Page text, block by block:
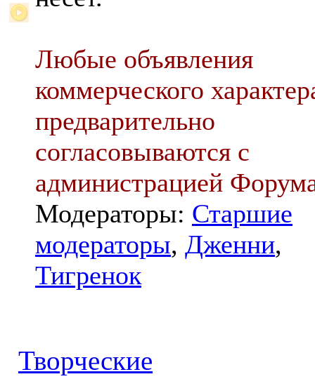
Любые объявления
коммерческого
предварительно
согласовываются с
администрацией
Модераторы: Старшие
модераторы, Дженни,
Тигренок
Творческие